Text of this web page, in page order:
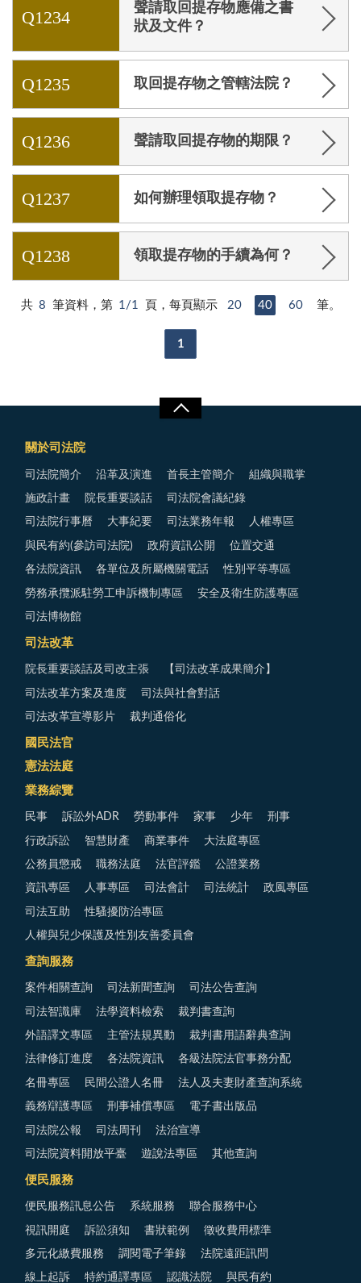
Q1234
聲請取回提存物應備之書
狀及文件？
Q1235 取回提存物之管轄法院？
Q1236 聲請取回提存物的期限？
Q1237 如何辦理領取提存物？
Q1238 領取提存物的手續為何？
共 8 筆資料，第 1/1 頁，每頁顯示 20 40 60 筆。
1
關於司法院
司法院簡介 沿革及演進 首長主管簡介 組織與職掌
施政計畫 院長重要談話 司法院會議紀錄
司法院行事曆 大事紀要 司法業務年報 人權專區
與民有約(參訪司法院) 政府資訊公開 位置交通
各法院資訊 各單位及所屬機關電話 性別平等專區
勞務承攬派駐勞工申訴機制專區 安全及衛生防護專區
司法博物館
司法改革
院長重要談話及司改主張 【司法改革成果簡介】
司法改革方案及進度 司法與社會對話
司法改革宣導影片 裁判通俗化
國民法官
憲法法庭
業務綜覽
民事 訴訟外ADR 勞動事件 家事 少年 刑事
行政訴訟 智慧財產 商業事件 大法庭專區
公務員懲戒 職務法庭 法官評鑑 公證業務
資訊專區 人事專區 司法會計 司法統計 政風專區
司法互助 性騷擾防治專區
人權與兒少保護及性別友善委員會
查詢服務
案件相關查詢 司法新聞查詢 司法公告查詢
司法智識庫 法學資料檢索 裁判書查詢
外語譯文專區 主管法規異動 裁判書用語辭典查詢
法律修訂進度 各法院資訊 各級法院法官事務分配
名冊專區 民間公證人名冊 法人及夫妻財產查詢系統
義務辯護專區 刑事補償專區 電子書出版品
司法院公報 司法周刊 法治宣導
司法院資料開放平臺 遊說法專區 其他查詢
便民服務
便民服務訊息公告 系統服務 聯合服務中心
視訊開庭 訴訟須知 書狀範例 徵收費用標準
多元化繳費服務 調閱電子筆錄 法院遠距訊問
線上起訴 特約通譯專區 認識法院 與民有約